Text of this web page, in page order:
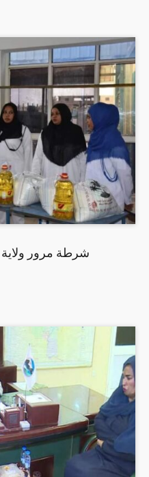
شرطة مرور